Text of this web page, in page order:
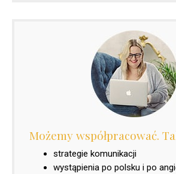
Możemy współpracować.
strategie komunikacji
wystąpienia po polsku i po